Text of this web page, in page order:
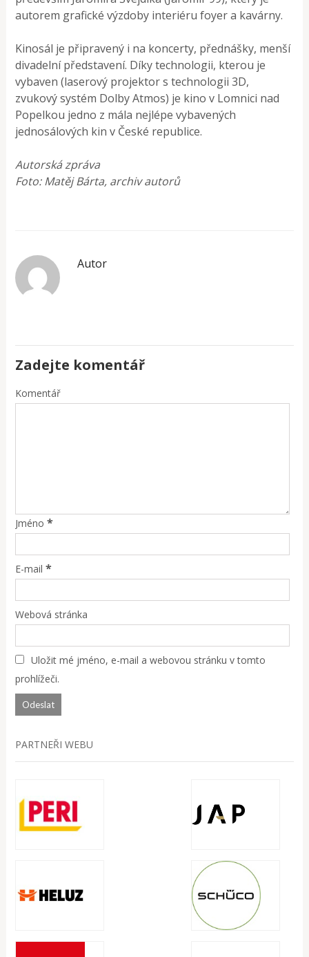
autorem grafické výzdoby interiéru foyer a kavárny.
Kinosál je připravený i na koncerty, přednášky, menší
divadelní představení. Díky technologii, kterou je
vybaven (laserový projektor s technologii 3D,
zvukový systém Dolby Atmos) je kino v Lomnici nad
Popelkou jedno z mála nejlépe vybavených
jednosálových kin v České republice.
Autorská zpráva
Foto: Matěj Bárta, archiv autorů
Autor
Zadejte komentář
Komentář
Jméno *
E-mail *
Webová stránka
Uložit mé jméno, e-mail a webovou stránku v tomto
prohlížeči.
PARTNEŘI WEBU